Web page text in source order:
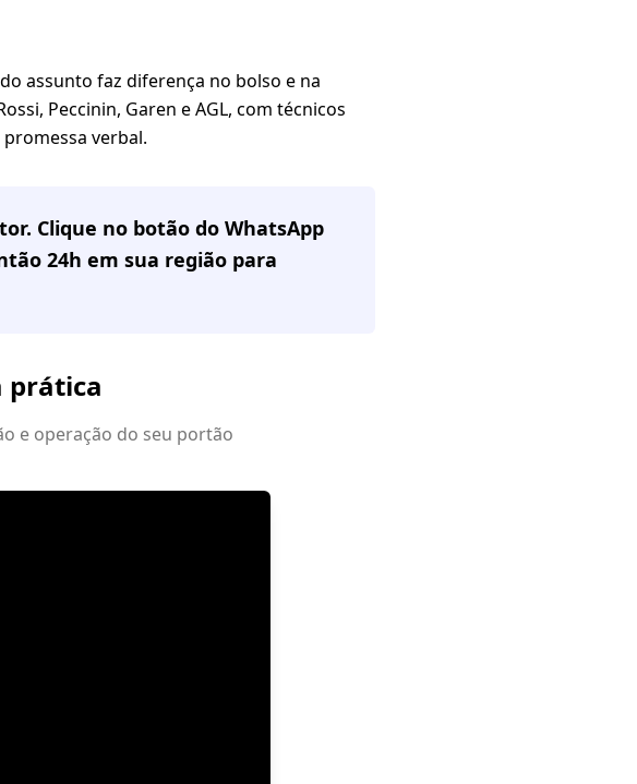
assunto faz diferença no bolso e na
Peccinin, Garen e AGL, com técnicos
verbal.
Clique no botão do WhatsApp
24h em sua região para
prática
e operação do seu portão